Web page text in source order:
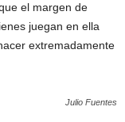
el margen de
juegan en ella
extremadamente
Julio Fuentes